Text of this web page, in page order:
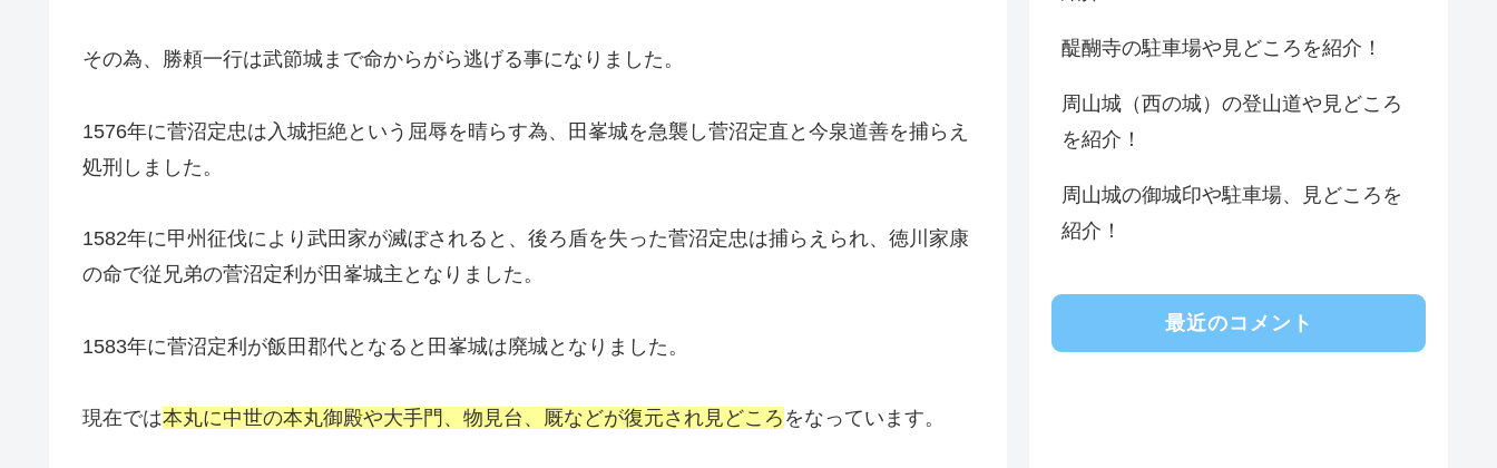
その為、勝頼一行は武節城まで命からがら逃げる事になりました。
1576年に菅沼定忠は入城拒絶という屈辱を晴らす為、田峯城を急襲し菅沼定直と今泉道善を捕らえ
処刑しました。
1582年に甲州征伐により武田家が滅ぼされると、後ろ盾を失った菅沼定忠は捕らえられ、徳川家康
の命で従兄弟の菅沼定利が田峯城主となりました。
1583年に菅沼定利が飯田郡代となると田峯城は廃城となりました。
現在では本丸に中世の本丸御殿や大手門、物見台、厩などが復元され見どころ をなっています。
醍醐寺の駐車場や見どころを紹介！
周山城（西の城）の登山道や見どころ
を紹介！
周山城の御城印や駐車場、見どころを
紹介！
最近のコメント